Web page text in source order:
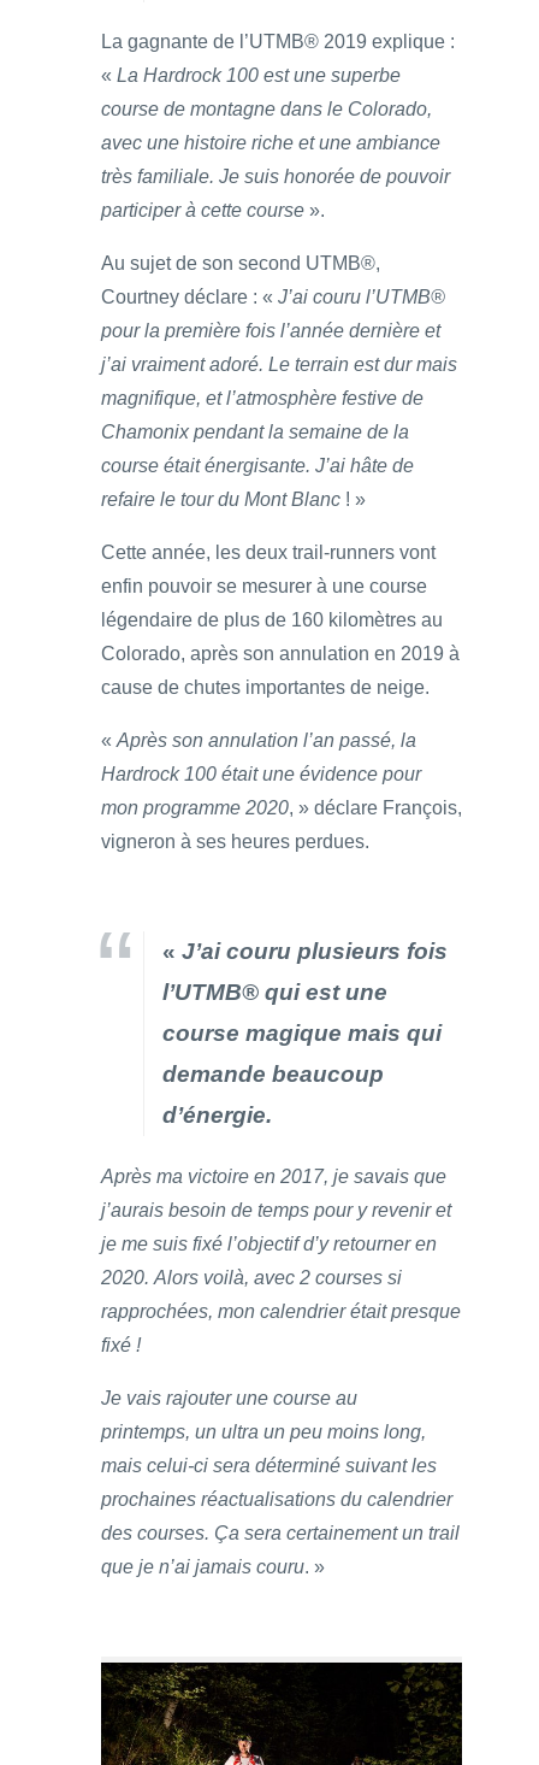
La gagnante de l’UTMB® 2019 explique :
« La Hardrock 100 est une superbe
course de montagne dans le Colorado,
avec une histoire riche et une ambiance
très familiale. Je suis honorée de pouvoir
participer à cette course ».
Au sujet de son second UTMB®,
Courtney déclare : « J’ai couru l’UTMB®
pour la première fois l’année dernière et
j’ai vraiment adoré. Le terrain est dur mais
magnifique, et l’atmosphère festive de
Chamonix pendant la semaine de la
course était énergisante. J’ai hâte de
refaire le tour du Mont Blanc ! »
Cette année, les deux trail-runners vont
enfin pouvoir se mesurer à une course
légendaire de plus de 160 kilomètres au
Colorado, après son annulation en 2019 à
cause de chutes importantes de neige.
«Après son annulation l’an passé, la
Hardrock 100 était une évidence pour
mon programme 2020, » déclare François,
vigneron à ses heures perdues.
« J’ai couru plusieurs fois
l’UTMB® qui est une
course magique mais qui
demande beaucoup
d’énergie.
Après ma victoire en 2017, je savais que
j’aurais besoin de temps pour y revenir et
je me suis fixé l’objectif d’y retourner en
2020. Alors voilà, avec 2 courses si
rapprochées, mon calendrier était presque
fixé !
Je vais rajouter une course au
printemps, un ultra un peu moins long,
mais celui-ci sera déterminé suivant les
prochaines réactualisations du calendrier
des courses. Ça sera certainement un trail
que je n’ai jamais couru. »